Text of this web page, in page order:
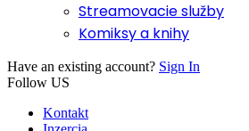
Streamovacie služby
Komiksy a knihy
Have an existing account? Sign In
Follow US
Kontakt